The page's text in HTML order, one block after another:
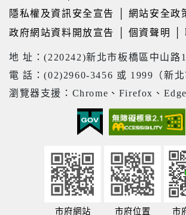
隱私權及資訊安全宣告
網站安全政
政府網站資料開放宣告
個資聲明 │
地 址：(220242)新北市板橋區中山路
電 話：(02)2960-3456 或 1999（新北
瀏覽器支援：Chrome、Firefox、
市府網站 市府位置 市